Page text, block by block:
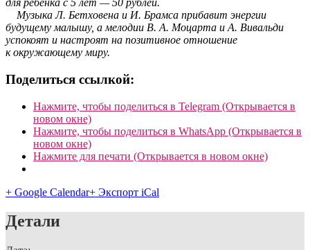
для ребенка с 5 лет — 50 рублей.
Музыка Л. Бетховена и И. Брамса прибавит энергии
будущему малышу, а мелодии В. А. Моцарта и А. Вивальди
успокоят и настроят на позитивное отношение
к окружающему миру.
Поделиться ссылкой:
Нажмите, чтобы поделиться в Telegram (Открывается в
новом окне)
Нажмите, чтобы поделиться в WhatsApp (Открывается в
новом окне)
Нажмите для печати (Открывается в новом окне)
+ Google Calendar+ Экспорт iCal
Детали